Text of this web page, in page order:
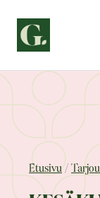
sisältöön
Etusivu